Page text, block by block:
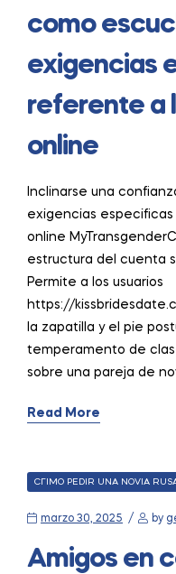
como
exigencias
referente a
online
Inclinarse una
exigencias
online
estructura del cuenta
Permite a los usuarios
https://
la zapatilla y el pie
temperamento de
sobre una pareja de
Read More
CATEGORIES
CГІMO PEDIR UNA NOVIA
marzo 30, 2025 by
Amigos en